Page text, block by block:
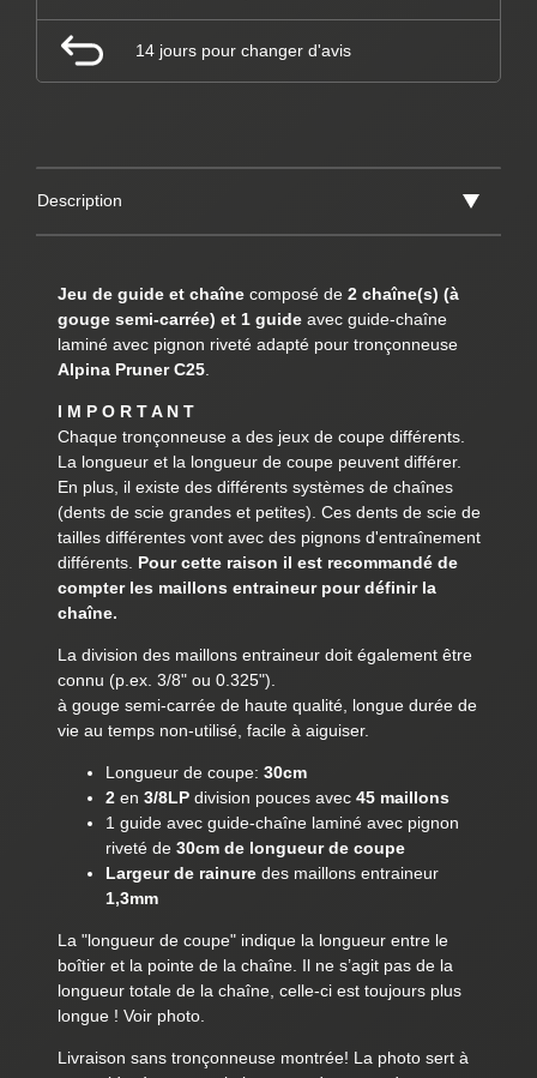
14 jours pour changer d'avis
Description
Jeu de guide et chaîne composé de 2 chaîne(s) (à
gouge semi-carrée) et 1 guide avec guide-chaîne
laminé avec pignon riveté adapté pour tronçonneuse
Alpina Pruner C25.
I M P O R T A N T
Chaque tronçonneuse a des jeux de coupe différents.
La longueur et la longueur de coupe peuvent différer.
En plus, il existe des différents systèmes de chaînes
(dents de scie grandes et petites). Ces dents de scie de
tailles différentes vont avec des pignons d'entraînement
différents. Pour cette raison il est recommandé de
compter les maillons entraineur pour définir la
chaîne.
La division des maillons entraineur doit également être
connu (p.ex. 3/8" ou 0.325").
à gouge semi-carrée de haute qualité, longue durée de
vie au temps non-utilisé, facile à aiguiser.
Longueur de coupe: 30cm
2en 3/8LPdivision pouces avec 45 maillons
1 guide avec guide-chaîne laminé avec pignon
riveté de 30cm de longueur de coupe
Largeur de rainuredes maillons entraineur
1,3mm
La "longueur de coupe" indique la longueur entre le
boîtier et la pointe de la chaîne. Il ne s’agit pas de la
longueur totale de la chaîne, celle-ci est toujours plus
longue ! Voir photo.
Livraison sans tronçonneuse montrée! La photo sert à